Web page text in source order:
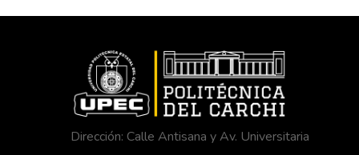
Dirección: Calle Antisana y Av. Universitaria